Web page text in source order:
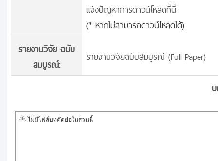
แจ้งปัญหาการดาวน์โหลดที่นี่
(* หากไม่สามารถดาวน์โหลดได้)
รายงานวิจัย ฉบับ
สมบูรณ์:
รายงานวิจัยฉบับสมบูรณ์ (Full Paper)